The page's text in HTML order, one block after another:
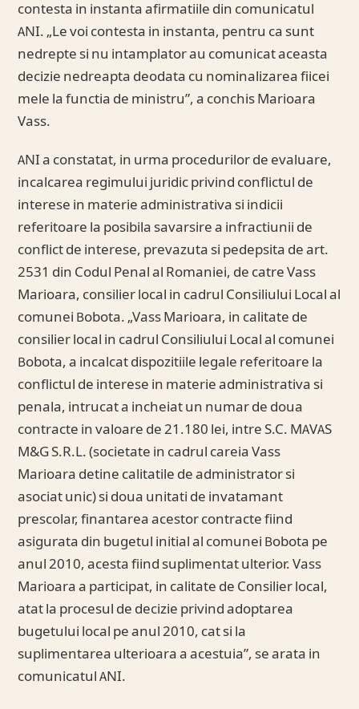
contesta in instanta afirmatiile din comunicatul
ANI. „Le voi contesta in instanta, pentru ca sunt
nedrepte si nu intamplator au comunicat aceasta
decizie nedreapta deodata cu nominalizarea fiicei
mele la functia de ministru”, a conchis Marioara
Vass.
ANI a constatat, in urma procedurilor de evaluare,
incalcarea regimului juridic privind conflictul de
interese in materie administrativa si indicii
referitoare la posibila savarsire a infractiunii de
conflict de interese, prevazuta si pedepsita de art.
2531 din Codul Penal al Romaniei, de catre Vass
Marioara, consilier local in cadrul Consiliului Local al
comunei Bobota. „Vass Marioara, in calitate de
consilier local in cadrul Consiliului Local al comunei
Bobota, a incalcat dispozitiile legale referitoare la
conflictul de interese in materie administrativa si
penala, intrucat a incheiat un numar de doua
contracte in valoare de 21.180 lei, intre S.C. MAVAS
M&G S.R.L. (societate in cadrul careia Vass
Marioara detine calitatile de administrator si
asociat unic) si doua unitati de invatamant
prescolar, finantarea acestor contracte fiind
asigurata din bugetul initial al comunei Bobota pe
anul 2010, acesta fiind suplimentat ulterior. Vass
Marioara a participat, in calitate de Consilier local,
atat la procesul de decizie privind adoptarea
bugetului local pe anul 2010, cat si la
suplimentarea ulterioara a acestuia”, se arata in
comunicatul ANI.